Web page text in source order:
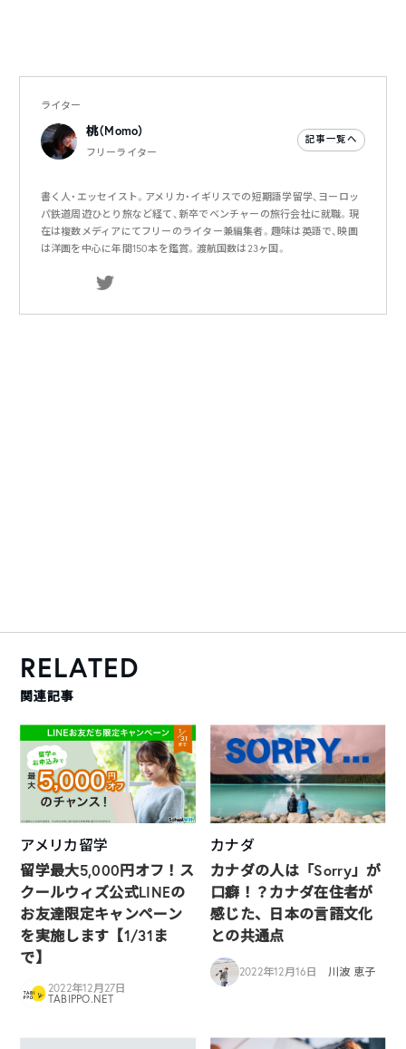
ライター
桃（Momo）
フリーライター
記事一覧へ
書く人・エッセイスト。アメリカ・イギリスでの短期語学留学、ヨーロッ
パ鉄道周遊ひとり旅など経て、新卒でベンチャーの旅行会社に就職。現
在は複数メディアにてフリーのライター兼編集者。趣味は英語で、映画
は洋画を中心に年間150本を鑑賞。渡航国数は23ヶ国。
RELATED
関連記事
アメリカ留学
留学最大5,000円オフ！ス
クールウィズ公式LINEの
お友達限定キャンペーン
を実施します【1/31ま
で】
2022年12月27日
TABIPPO.NET
カナダ
カナダの人は「Sorry」が
口癖！？カナダ在住者が
感じた、日本の言語文化
との共通点
2022年12月16日 川波 恵子